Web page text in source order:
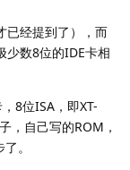
已经提到了），而
少数8位的IDE卡相
8位ISA，即XT-
，自己写的ROM，
。